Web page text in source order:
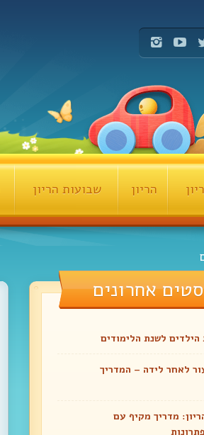
הריון שבועות הריון
אחרונים
הילדים לשנת הלימודים
לאחר לידה – המדריך
מדריך מקיף עם